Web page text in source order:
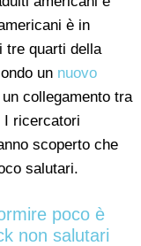
è in
tre quarti della
un nuovo
collegamento tra
I ricercatori
scoperto che
salutari.
poco è
non salutari